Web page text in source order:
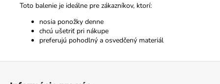
Toto balenie je ideálne pre zákazníkov, ktorí:
nosia ponožky denne
chcú ušetriť pri nákupe
preferujú pohodlný a osvedčený materiál